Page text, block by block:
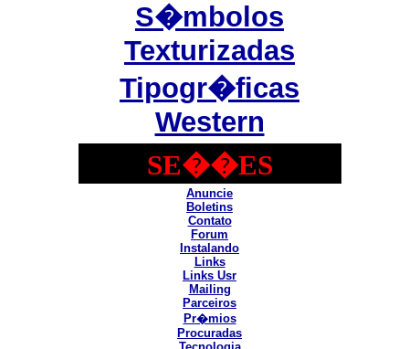
S�mbolos
Texturizadas
Tipogr�ficas
Western
SE��ES
Anuncie
Boletins
Contato
Forum
Instalando
Links
Links Usr
Mailing
Parceiros
Pr�mios
Procuradas